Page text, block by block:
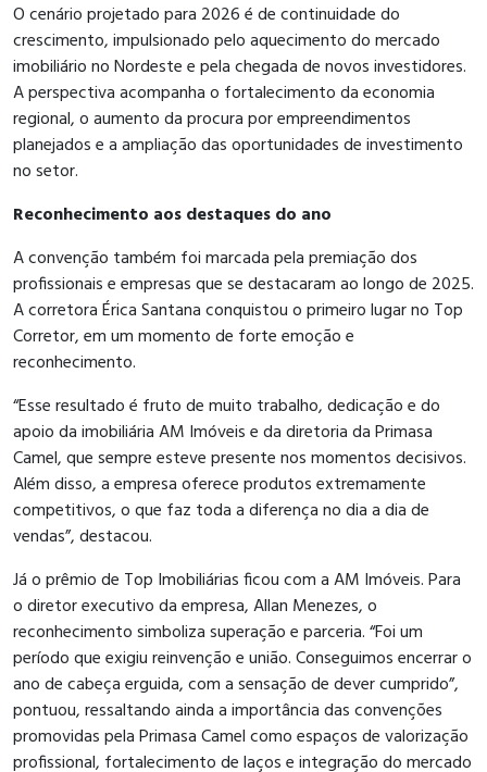
O cenário projetado para 2026 é de continuidade do
crescimento, impulsionado pelo aquecimento do mercado
imobiliário no Nordeste e pela chegada de novos investidores.
A perspectiva acompanha o fortalecimento da economia
regional, o aumento da procura por empreendimentos
planejados e a ampliação das oportunidades de investimento
no setor.
Reconhecimento aos destaques do ano
A convenção também foi marcada pela premiação dos
profissionais e empresas que se destacaram ao longo de 2025.
A corretora Érica Santana conquistou o primeiro lugar no Top
Corretor, em um momento de forte emoção e
reconhecimento.
“Esse resultado é fruto de muito trabalho, dedicação e do
apoio da imobiliária AM Imóveis e da diretoria da Primasa
Camel, que sempre esteve presente nos momentos decisivos.
Além disso, a empresa oferece produtos extremamente
competitivos, o que faz toda a diferença no dia a dia de
vendas”, destacou.
Já o prêmio de Top Imobiliárias ficou com a AM Imóveis. Para
o diretor executivo da empresa, Allan Menezes, o
reconhecimento simboliza superação e parceria. “Foi um
período que exigiu reinvenção e união. Conseguimos encerrar o
ano de cabeça erguida, com a sensação de dever cumprido”,
pontuou, ressaltando ainda a importância das convenções
promovidas pela Primasa Camel como espaços de valorização
profissional, fortalecimento de laços e integração do mercado